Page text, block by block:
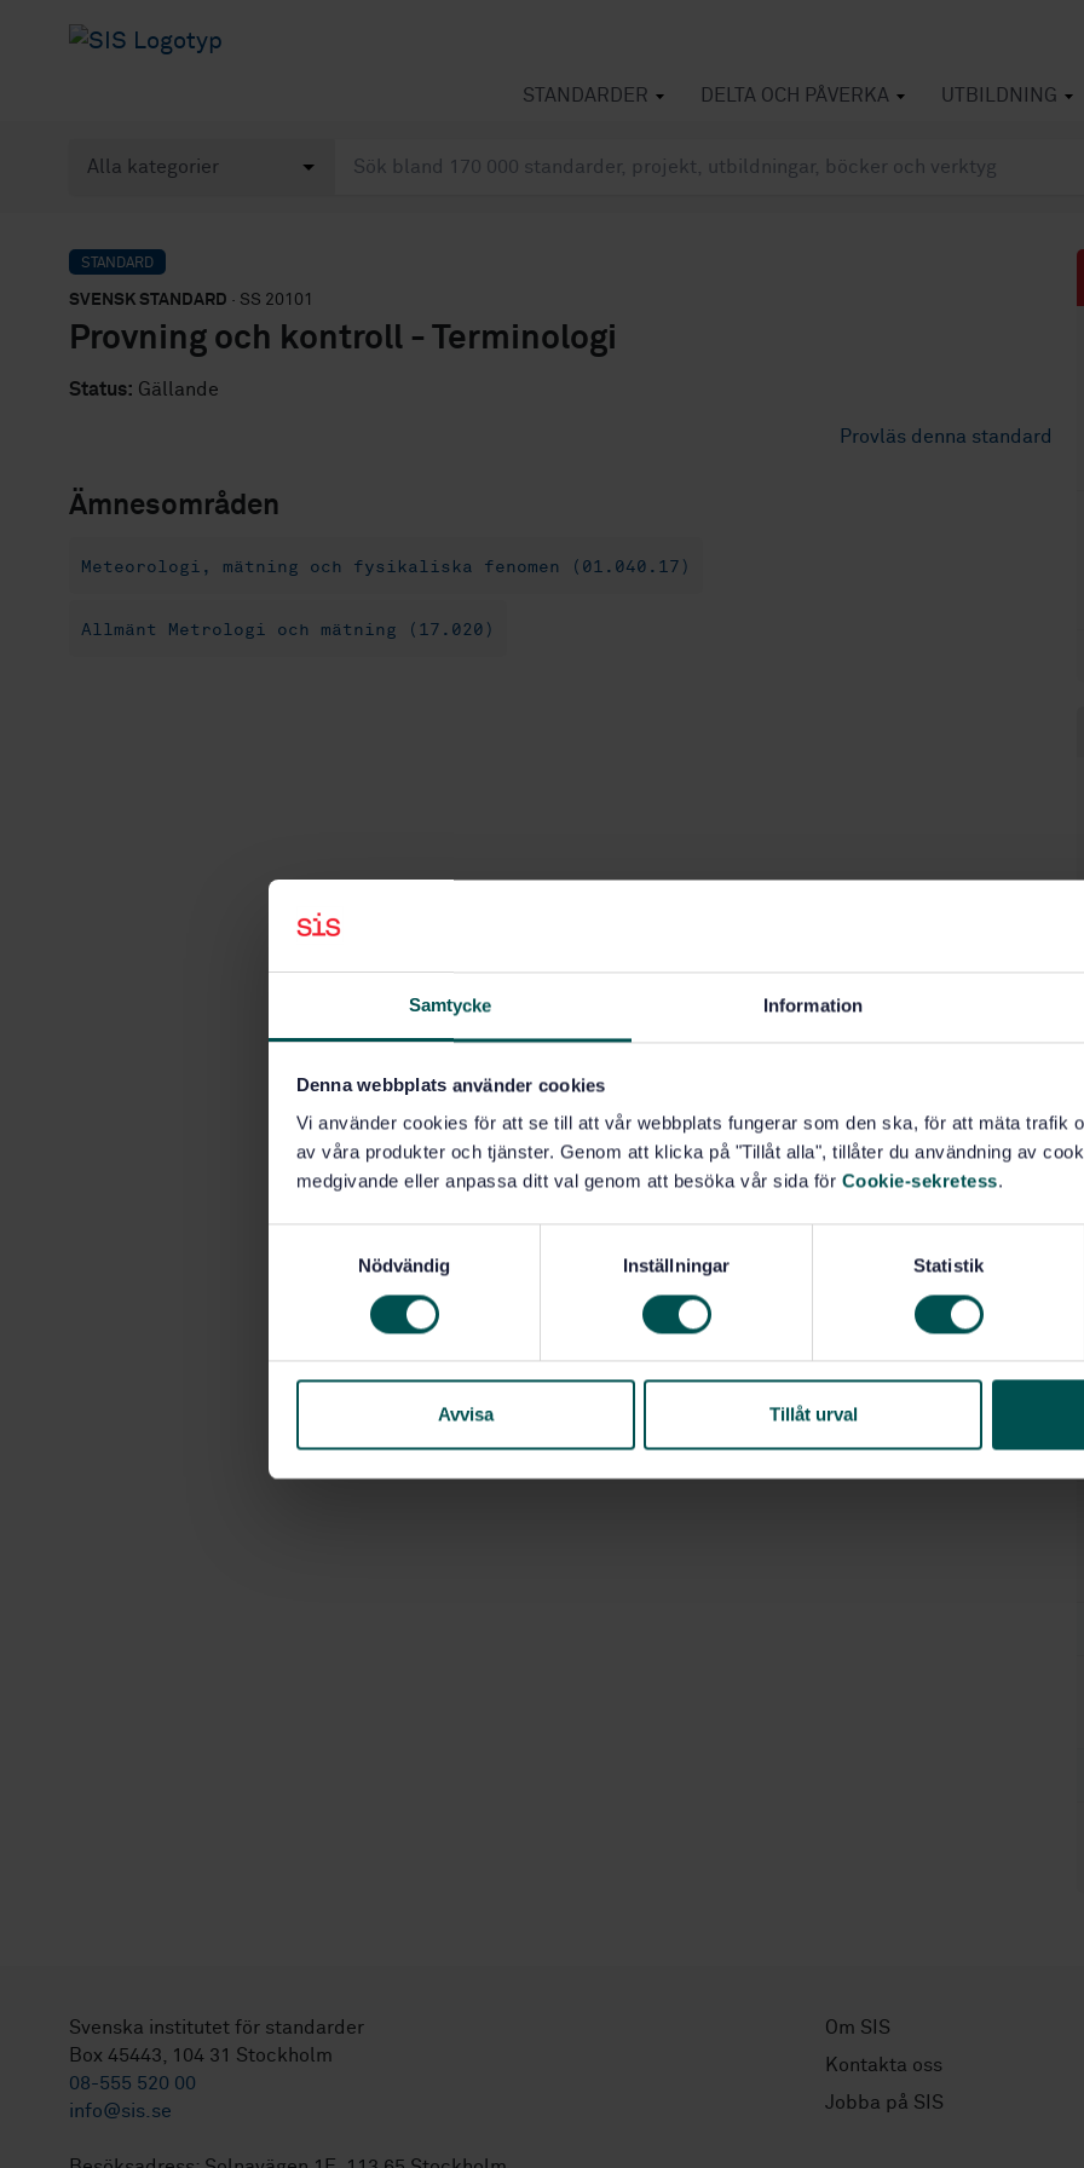
Samtycke Information
Denna webbplats använder cookies
Vi använder cookies för att se till att vår webbplats fungerar som den ska, för att mäta trafik
av våra produkter och tjänster. Genom att klicka på "Tillåt alla", tillåter du användning av
medgivande eller anpassa ditt val genom att besöka vår sida för Cookie-sekretess.
s
Nödvändig Inställningar Statistik
Avvisa Tillåt urval
STANDARDER DELTA OCH PÅVERKA UTBILDNING
STANDARD
SVENSK STANDARD · SS 20101
Provning och kontroll - Terminologi
Status: Gällande
Provläs denna standard
Ämnesområden
Meteorologi, mätning och fysikaliska fenomen (01.040.17)
Allmänt Metrologi och mätning (17.020)
Svenska institutet för standarder
Box 45443, 104 31 Stockholm
08-555 520 00
info@sis.se
Om SIS
Kontakta oss
Jobba på SIS